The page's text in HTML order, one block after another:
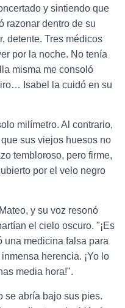
y sintiendo que
razonar dentro de su
detente. Tres médicos
por la noche. No tenía
misma me consoló
Isabel la cuidó en su
milímetro. Al contrario,
sus viejos huesos no
tembloroso, pero firme,
por el velo negro
y su voz resonó
el cielo oscuro. "¡Es
una medicina falsa para
herencia. ¡Yo lo
media hora!".
se abría bajo sus pies.